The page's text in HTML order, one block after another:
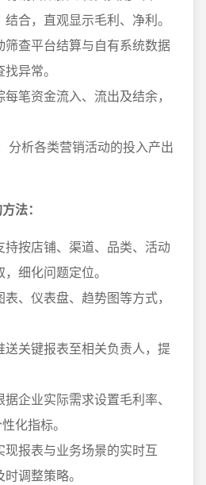
合，直观显示毛利、净利。
筛查平台结算与自有系统数据
异常。
笔资金流入、流出及结余，
分析各类营销活动的投入产出
法：
持按店铺、渠道、品类、活动
细化问题定位。
、仪表盘、趋势图等方式，
送关键报表至相关负责人，提
企业实际需求设置毛利率、
化指标。
报表与业务场景的实时互
调整策略。